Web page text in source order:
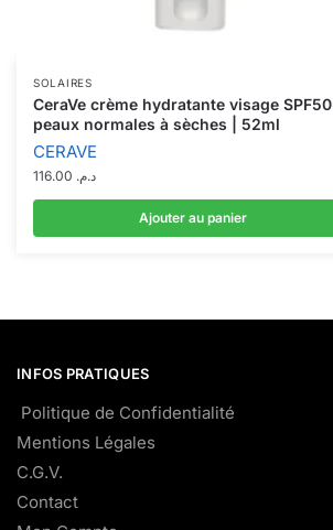
SOLAIRES
CeraVe crème hydratante visage SPF50
peaux normales à sèches | 52ml
CERAVE
د.م.
Ajouter au panier
INFOS PRATIQUES
Politique de Confidentialité
Mentions Légales
C.G.V.
Contact